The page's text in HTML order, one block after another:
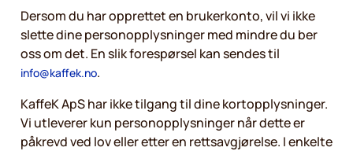
Dersom du har opprettet en brukerkonto, vil vi ikke
slette dine personopplysninger med mindre du ber
oss om det. En slik forespørsel kan sendes til
info@kaffek.no.
KaffeK ApS har ikke tilgang til dine kortopplysninger.
Vi utleverer kun personopplysninger når dette er
påkrevd ved lov eller etter en rettsavgjørelse. I enkelte